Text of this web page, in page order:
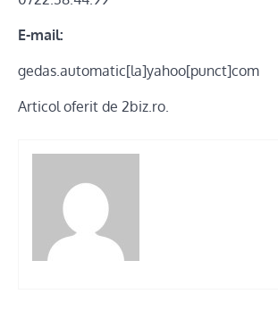
E-mail:
gedas.automatic[la]yahoo[punct]com
Articol oferit de 2biz.ro.